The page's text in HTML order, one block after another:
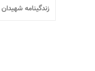
زندگینامه شهیدان